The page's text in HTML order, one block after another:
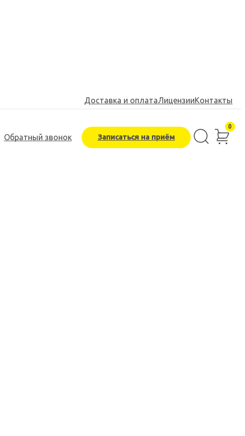
Доставка и оплатаЛицензииКонтакты
Обратный звонок Записаться на приём
0